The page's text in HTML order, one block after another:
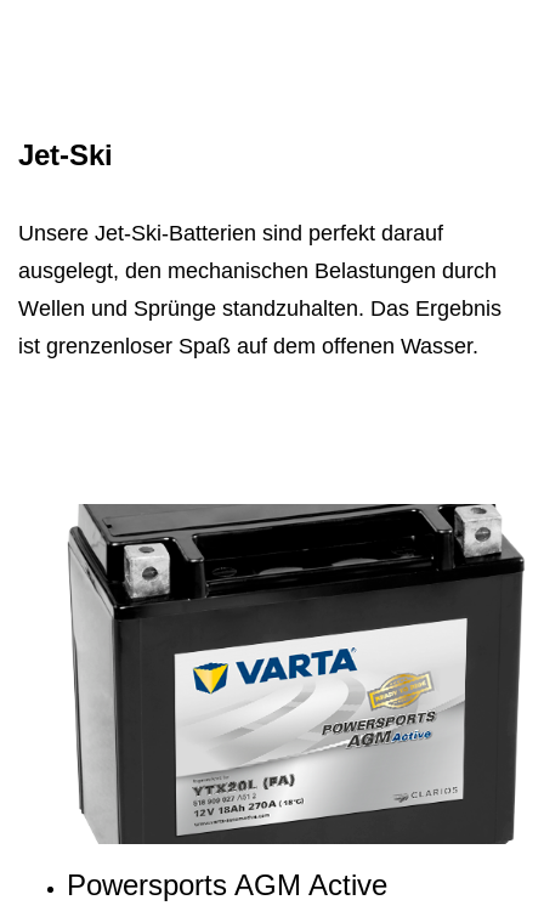
Jet-Ski
Unsere Jet-Ski-Batterien sind perfekt darauf
ausgelegt, den mechanischen Belastungen durch
Wellen und Sprünge standzuhalten. Das Ergebnis
ist grenzenloser Spaß auf dem offenen Wasser.
Powersports AGM Active